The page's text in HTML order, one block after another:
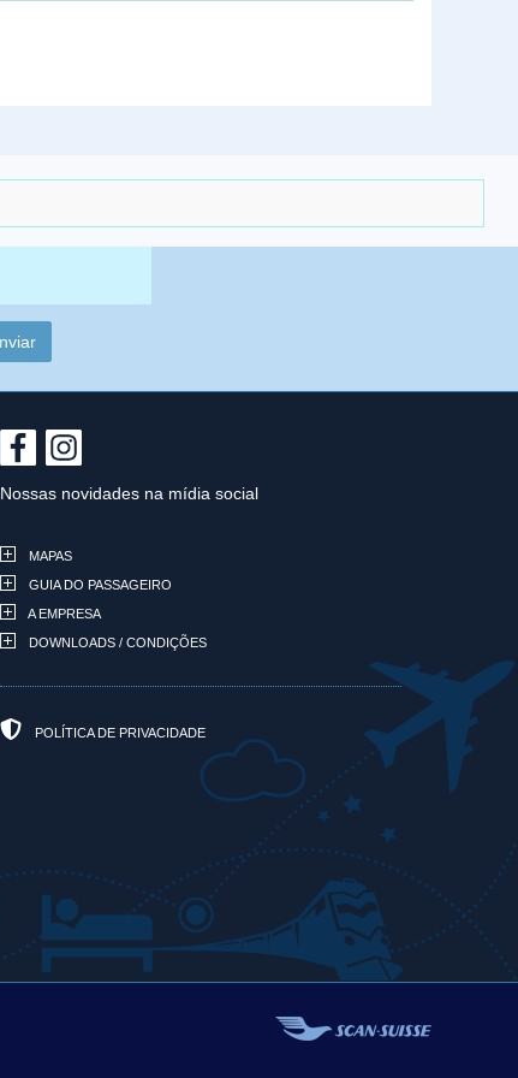
Fale com um especialista
Nossas novidades na mídia social
MAPAS
GUIA DO PASSAGEIRO
A EMPRESA
DOWNLOADS / CONDIÇÕES
POLÍTICA DE PRIVACIDADE